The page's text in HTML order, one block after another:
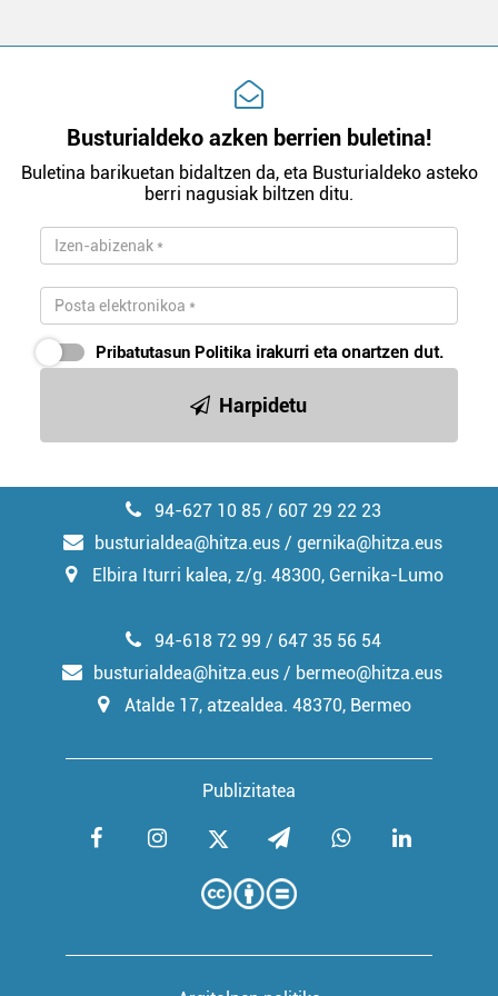
Busturialdeko azken berrien buletina!
Buletina barikuetan bidaltzen da, eta Busturialdeko asteko
berri nagusiak biltzen ditu.
Pribatutasun Politika irakurri eta onartzen dut.
Harpidetu
94-627 10 85 / 607 29 22 23
busturialdea@hitza.eus / gernika@hitza.eus
Elbira Iturri kalea, z/g. 48300, Gernika-Lumo
Publizitatea
94-618 72 99 / 647 35 56 54
busturialdea@hitza.eus / bermeo@hitza.eus
Atalde 17, atzealdea. 48370, Bermeo